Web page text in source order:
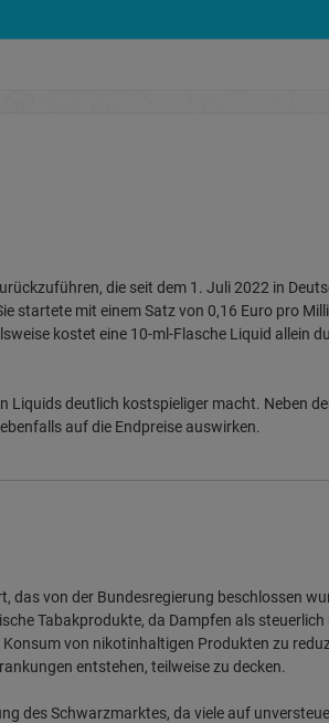
die seit dem 1. Juli 2022 in
startete mit einem Satz von 0,16 Euro pro
kostet eine 10-ml-Flasche Liquid allein
deutlich kostspieliger macht. Neben
auf die Endpreise auswirken.
das von der Bundesregierung beschlossen
Tabakprodukte, da Dampfen als
von nikotinhaltigen Produkten zu
entstehen, teilweise zu decken.
des Schwarzmarktes, da viele auf